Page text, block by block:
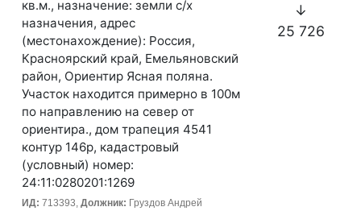
кв.м., назначение: земли с/х
назначения, адрес
(местонахождение): Россия,
Красноярский край, Емельяновский
район, Ориентир Ясная поляна.
Участок находится примерно в 100м
по направлению на север от
ориентира., дом трапеция 4541
контур 146р, кадастровый
(условный) номер:
24:11:0280201:1269
ИД: 713393, Должник: Груздов Андрей
↓
25 726